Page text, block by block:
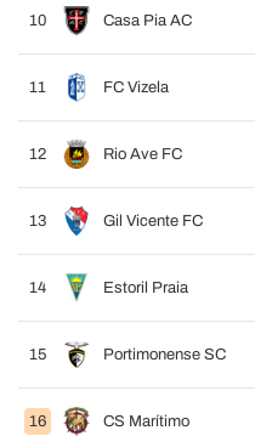
10 Casa Pia AC
11 FC Vizela
12 Rio Ave FC
13 Gil Vicente FC
14 Estoril Praia
15 Portimonense SC
16 CS Marítimo